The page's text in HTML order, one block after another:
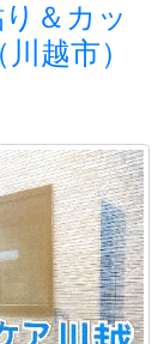
＆カッ
越市）